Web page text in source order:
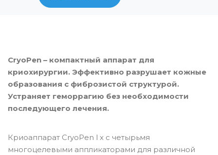
CryoPen – компактный аппарат для
криохирургии. Эффективно разрушает кожные
образования с фиброзистой структурой.
Устраняет геморрагию без необходимости
последующего лечения.
Криоаппарат CryoPen l x с четырьмя
многоцелевыми аппликаторами для различной